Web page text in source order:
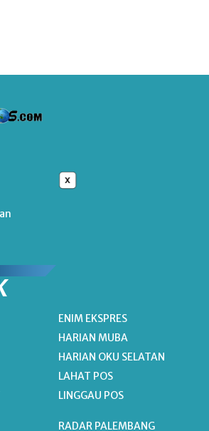
x
ENIM EKSPRES
HARIAN MUBA
HARIAN OKU SELATAN
LAHAT POS
LINGGAU POS
RADAR PALEMBANG